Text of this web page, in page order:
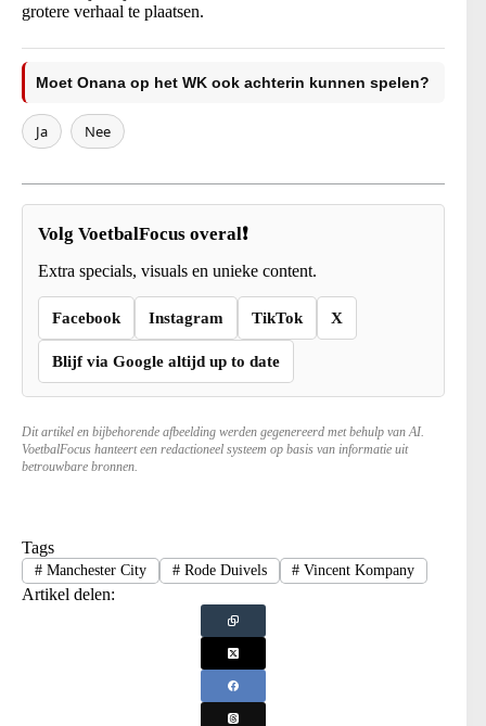
grotere verhaal te plaatsen.
Moet Onana op het WK ook achterin kunnen spelen?
Ja Nee
Volg VoetbalFocus overal❗
Extra specials, visuals en unieke content.
Facebook Instagram TikTok X
Blijf via Google altijd up to date
Dit artikel en bijbehorende afbeelding werden gegenereerd met behulp van AI.
VoetbalFocus hanteert een redactioneel systeem op basis van informatie uit
betrouwbare bronnen.
Tags
#Manchester City #Rode Duivels # Vincent Kompany
Artikel delen: